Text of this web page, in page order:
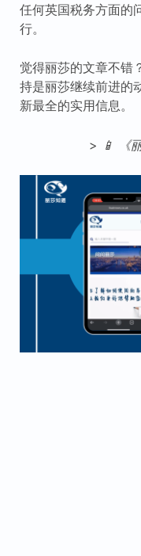
任何英国税务方面的
行。
觉得丽莎的文章不错
持是丽莎继续前进的
新最全的实用信息。
> 📱 《